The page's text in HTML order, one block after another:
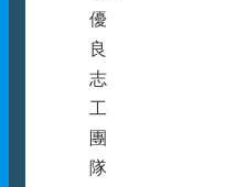
優
良
志
工
團
隊